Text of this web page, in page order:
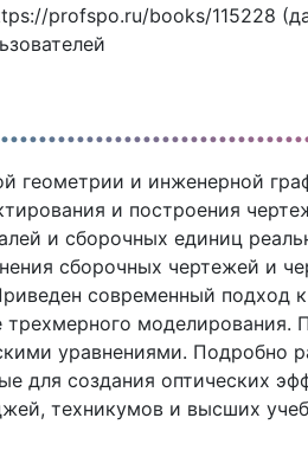
profspo.ru/books/115228
геометрии и инженерной
и построения
и сборочных единиц
сборочных чертежей и
современный подход
моделирования.
уравнениями. Подробно
для создания оптических
техникумов и высших